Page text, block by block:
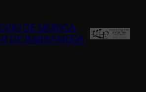
DE MÚSICA
DE BARRAMEDA